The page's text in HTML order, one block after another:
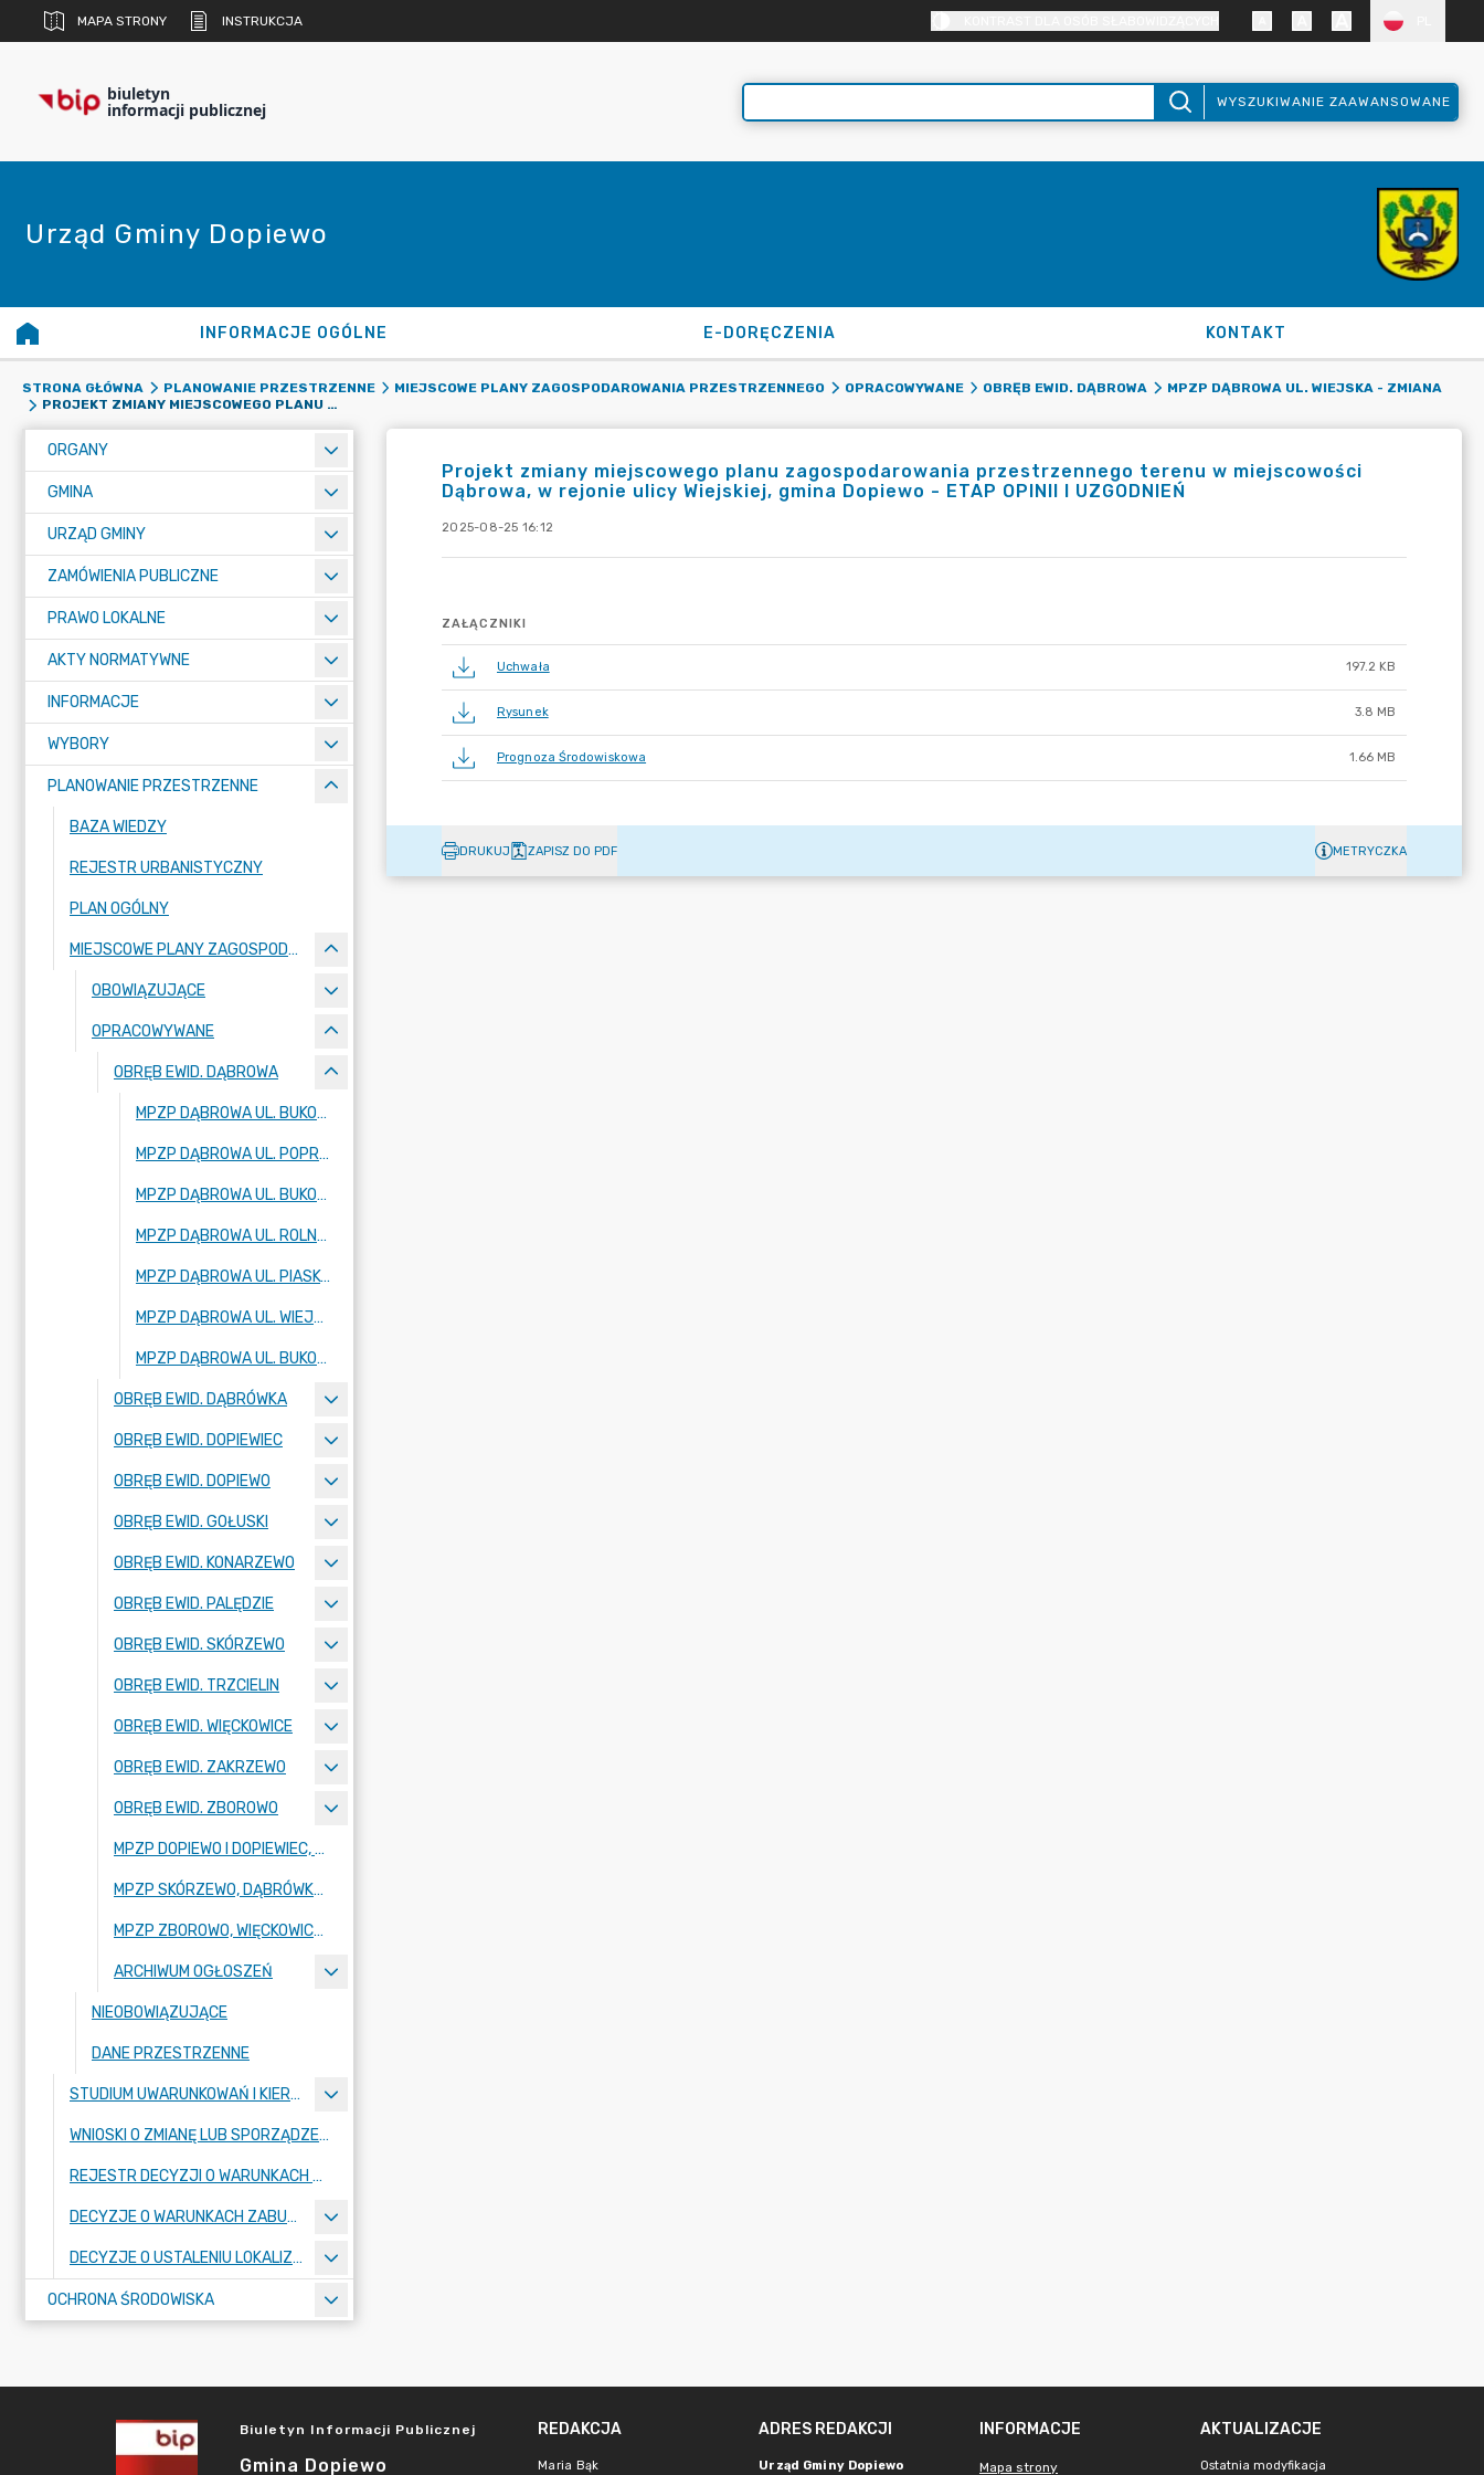
MAPA STRONY INSTRUKCJA
biuletyn
informacji publicznej WYSZUKIWANIE ZAAWANSOWANE
Urząd Gminy Dopiewo
INFORMACJE OGÓLNE E-DORĘCZENIA KONTAKT
STRONA GŁÓWNA PLANOWANIE PRZESTRZENNE MIEJSCOWE PLANY ZAGOSPODAROWANIA PRZESTRZENNEGO OPRACOWYWANE OBRĘB EWID. DĄBROWA
MPZP DĄBROWA UL. WIEJSKA - ZMIANA
PROJEKT ZMIANY MIEJSCOWEGO PLANU ZAGOSPODAROWANIA PRZESTRZENNEGO TERENU W MIEJSCOWOŚCI DĄBROWA, W REJONIE ULICY WIEJSKIEJ, GMINA DOPIEWO - ETAP OPINII I UZGODNIEŃ
ORGANY
GMINA
URZĄD GMINY
ZAMÓWIENIA PUBLICZNE
PRAWO LOKALNE
AKTY NORMATYWNE
INFORMACJE
WYBORY
PLANOWANIE PRZESTRZENNE
BAZA WIEDZY
REJESTR URBANISTYCZNY
PLAN OGÓLNY
MIEJSCOWE PLANY ZAGOSPODAROWANIA PRZESTRZENNEGO
OBOWIĄZUJĄCE
OPRACOWYWANE
OBRĘB EWID. DĄBROWA
MPZP DĄBROWA UL. BUKOWSKA, DZ. 226/37
MPZP DĄBROWA UL. POPRZECZNA DZ. 156/1, 156/2 - ZMIANA
MPZP DĄBROWA UL. BUKOWSKA, BATOROWSKA - CZĘŚĆ B
MPZP DĄBROWA UL. ROLNA, TOPOLOWA
MPZP DĄBROWA UL. PIASKOWA, DZ. NR 421/1 I 421/2
MPZP DĄBROWA UL. WIEJSKA - ZMIANA
MPZP DĄBROWA UL. BUKOWSKA, BATOROWSKA
OBRĘB EWID. DĄBRÓWKA
OBRĘB EWID. DOPIEWIEC
OBRĘB EWID. DOPIEWO
OBRĘB EWID. GOŁUSKI
OBRĘB EWID. KONARZEWO
OBRĘB EWID. PALĘDZIE
OBRĘB EWID. SKÓRZEWO
OBRĘB EWID. TRZCIELIN
OBRĘB EWID. WIĘCKOWICE
OBRĘB EWID. ZAKRZEWO
OBRĘB EWID. ZBOROWO
MPZP DOPIEWO I DOPIEWIEC, UL. POZNAŃSKA, SZKOLNA, DESZCZOWA, KONARZEWSKA, ŁĄKOWA I POŁUDNIOWA
MPZP SKÓRZEWO, DĄBRÓWKA, UL. POZNAŃSKA, SPÓŁDZIELCZA, LINIA KOLEJOWA
MPZP ZBOROWO, WIĘCKOWICE, DOPIEWO, UL. JARZĘBINOWA, WIĘCKOWSKA, LOTNICZA, MŁYŃSKA, AUTOSTRADA A2
ARCHIWUM OGŁOSZEŃ
NIEOBOWIĄZUJĄCE
DANE PRZESTRZENNE
STUDIUM UWARUNKOWAŃ I KIERUNKÓW ZAGOSPODAROWANIA PRZESTRZENNEGO
WNIOSKI O ZMIANĘ LUB SPORZĄDZENIE AKTÓW PLANOWANIA PRZESTRZENNEGO
REJESTR DECYZJI O WARUNKACH ZABUDOWY
DECYZJE O WARUNKACH ZABUDOWY
DECYZJE O USTALENIU LOKALIZACJI INWESTYCJI CELU PUBLICZNEGO
OCHRONA ŚRODOWISKA
Projekt zmiany miejscowego planu zagospodarowania przestrzennego terenu w miejscowości
Dąbrowa, w rejonie ulicy Wiejskiej, gmina Dopiewo - ETAP OPINII I UZGODNIEŃ
2025-08-25 16:12
ZAŁĄCZNIKI
Uchwała 197.2 KB
Rysunek 3.8 MB
Prognoza Środowiskowa 1.66 MB
DRUKUJ ZAPISZ DO PDF METRYCZKA
Biuletyn Informacji Publicznej
Gmina Dopiewo
REDAKCJA
Maria Bąk
ADRES REDAKCJI
Urząd Gminy Dopiewo
INFORMACJE
Mapa strony
AKTUALIZACJE
Ostatnia modyfikacja